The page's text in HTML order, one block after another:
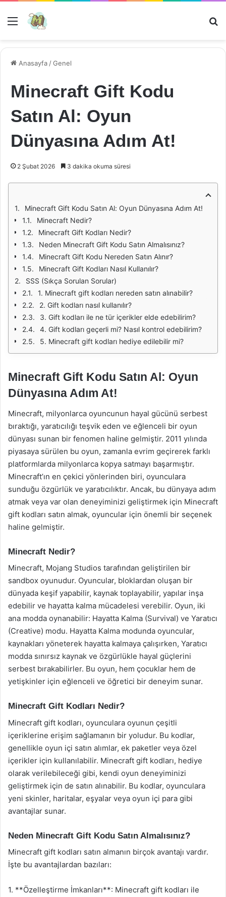
Menü
Anasayfa /Genel
Minecraft Gift Kodu
Satın Al: Oyun
Dünyasına Adım At!
2 Şubat 2026 3 dakika okuma süresi
Minecraft Gift Kodu Satın Al: Oyun Dünyasına Adım At!
Minecraft Nedir?
Minecraft Gift Kodları Nedir?
Neden Minecraft Gift Kodu Satın Almalısınız?
Minecraft Gift Kodu Nereden Satın Alınır?
Minecraft Gift Kodları Nasıl Kullanılır?
SSS (Sıkça Sorulan Sorular)
1. Minecraft gift kodları nereden satın alınabilir?
2. Gift kodları nasıl kullanılır?
3. Gift kodları ile ne tür içerikler elde edebilirim?
4. Gift kodları geçerli mi? Nasıl kontrol edebilirim?
5. Minecraft gift kodları hediye edilebilir mi?
Minecraft Gift Kodu Satın Al: Oyun
Dünyasına Adım At!
Minecraft, milyonlarca oyuncunun hayal gücünü serbest
bıraktığı, yaratıcılığı teşvik eden ve eğlenceli bir oyun
dünyası sunan bir fenomen haline gelmiştir. 2011 yılında
piyasaya sürülen bu oyun, zamanla evrim geçirerek farklı
platformlarda milyonlarca kopya satmayı başarmıştır.
Minecraft’ın en çekici yönlerinden biri, oyunculara
sunduğu özgürlük ve yaratıcılıktır. Ancak, bu dünyaya adım
atmak veya var olan deneyiminizi geliştirmek için Minecraft
gift kodları satın almak, oyuncular için önemli bir seçenek
haline gelmiştir.
Minecraft Nedir?
Minecraft, Mojang Studios tarafından geliştirilen bir
sandbox oyunudur. Oyuncular, bloklardan oluşan bir
dünyada keşif yapabilir, kaynak toplayabilir, yapılar inşa
edebilir ve hayatta kalma mücadelesi verebilir. Oyun, iki
ana modda oynanabilir: Hayatta Kalma (Survival) ve Yaratıcı
(Creative) modu. Hayatta Kalma modunda oyuncular,
kaynakları yöneterek hayatta kalmaya çalışırken, Yaratıcı
modda sınırsız kaynak ve özgürlükle hayal güçlerini
serbest bırakabilirler. Bu oyun, hem çocuklar hem de
yetişkinler için eğlenceli ve öğretici bir deneyim sunar.
Minecraft Gift Kodları Nedir?
Minecraft gift kodları, oyunculara oyunun çeşitli
içeriklerine erişim sağlamanın bir yoludur. Bu kodlar,
genellikle oyun içi satın alımlar, ek paketler veya özel
içerikler için kullanılabilir. Minecraft gift kodları, hediye
olarak verilebileceği gibi, kendi oyun deneyiminizi
geliştirmek için de satın alınabilir. Bu kodlar, oyunculara
yeni skinler, haritalar, eşyalar veya oyun içi para gibi
avantajlar sunar.
Neden Minecraft Gift Kodu Satın Almalısınız?
Minecraft gift kodları satın almanın birçok avantajı vardır.
İşte bu avantajlardan bazıları:
1. **Özelleştirme İmkanları**: Minecraft gift kodları ile